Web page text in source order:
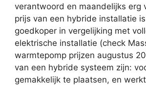
verantwoord en maandelijks erg
prijs van een hybride installatie
goedkoper in vergelijking met
elektrische installatie (check
warmtepomp prijzen augustus
van een hybride systeem zijn:
gemakkelijk te plaatsen, en